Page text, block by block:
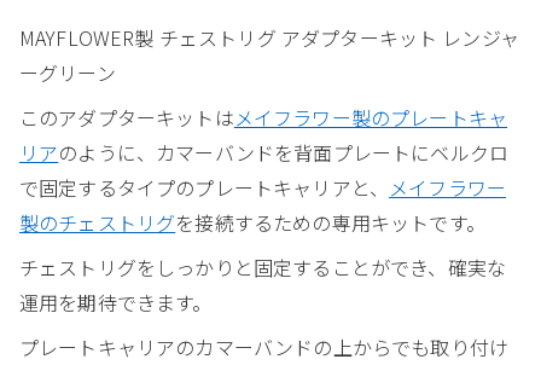
MAYFLOWER製 チェストリグ アダプターキット レンジャ
ーグリーン
このアダプターキットはメイフラワー製のプレートキャ
リアのように、カマーバンドを背面プレートにベルクロ
で固定するタイプのプレートキャリアと、
メイフラワー
製のチェストリグを接続するための専用キットです。
チェストリグをしっかりと固定することができ、確実な
運用を期待できます。
プレートキャリアのカマーバンドの上からでも取り付け